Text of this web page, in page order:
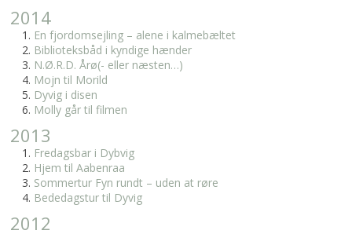
2014
En fjordomsejling – alene i kalmebæltet
Biblioteksbåd i kyndige hænder
N.Ø.R.D. Årø(- eller næsten…)
Mojn til Morild
Dyvig i disen
Molly går til filmen
2013
Fredagsbar i Dybvig
Hjem til Aabenraa
Sommertur Fyn rundt – uden at røre
Bededagstur til Dyvig
2012